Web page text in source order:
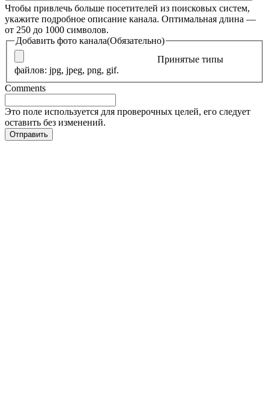
Чтобы привлечь больше посетителей из поисковых систем,
укажите подробное описание канала. Оптимальная длина —
от 250 до 1000 символов.
Добавить фото канала(Обязательно)
Принятые типы
файлов: jpg, jpeg, png, gif.
Comments
Это поле используется для проверочных целей, его следует
оставить без изменений.